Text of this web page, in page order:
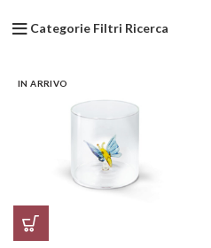
Categorie Filtri Ricerca
IN ARRIVO